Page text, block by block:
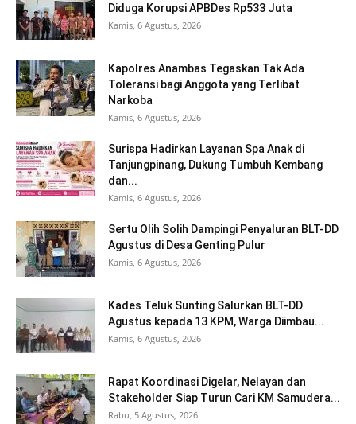
Diduga Korupsi APBDes Rp533 Juta
Kamis, 6 Agustus, 2026
Kapolres Anambas Tegaskan Tak Ada
Toleransi bagi Anggota yang Terlibat
Narkoba
Kamis, 6 Agustus, 2026
Surispa Hadirkan Layanan Spa Anak di
Tanjungpinang, Dukung Tumbuh Kembang
dan...
Kamis, 6 Agustus, 2026
Sertu Olih Solih Dampingi Penyaluran BLT-DD
Agustus di Desa Genting Pulur
Kamis, 6 Agustus, 2026
Kades Teluk Sunting Salurkan BLT-DD
Agustus kepada 13 KPM, Warga Diimbau...
Kamis, 6 Agustus, 2026
Rapat Koordinasi Digelar, Nelayan dan
Stakeholder Siap Turun Cari KM Samudera...
Rabu, 5 Agustus, 2026